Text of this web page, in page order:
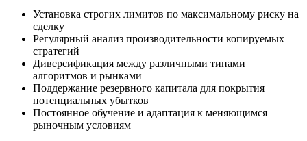
Установка строгих лимитов по максимальному риску на
сделку
Регулярный анализ производительности копируемых
стратегий
Диверсификация между различными типами
алгоритмов и рынками
Поддержание резервного капитала для покрытия
потенциальных убытков
Постоянное обучение и адаптация к меняющимся
рыночным условиям